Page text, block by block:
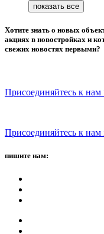
Хотите знать о новых
акциях в новостройках и
свежих новостях первыми?
Присоединяйтесь к нам
Присоединяйтесь к нам
пишите нам: